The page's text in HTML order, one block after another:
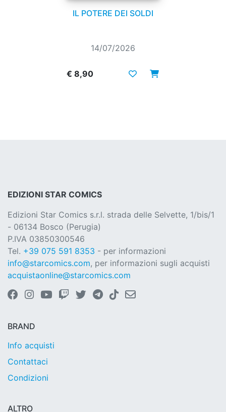
IL POTERE DEI SOLDI
14/07/2026
€ 8,90
EDIZIONI STAR COMICS
Edizioni Star Comics s.r.l. strada delle Selvette, 1/bis/1
- 06134 Bosco (Perugia)
P.IVA 03850300546
Tel. +39 075 591 8353 - per informazioni
info@starcomics.com, per informazioni sugli acquisti
acquistaonline@starcomics.com
BRAND
Info acquisti
Contattaci
Condizioni
ALTRO